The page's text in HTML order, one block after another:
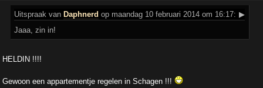
Uitspraak van Daphnerd op maandag 10 februari 2014 om 16:17: ▶
Jaaa, zin in!
HELDIN !!!!
Gewoon een appartementje regelen in Schagen !!!